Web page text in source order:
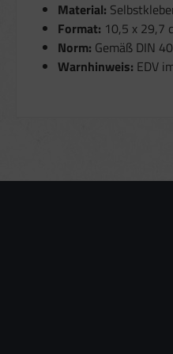
Material:
Format: 10,5 x 29,7
Norm: Gemäß DIN
Warnhinweis: EDV